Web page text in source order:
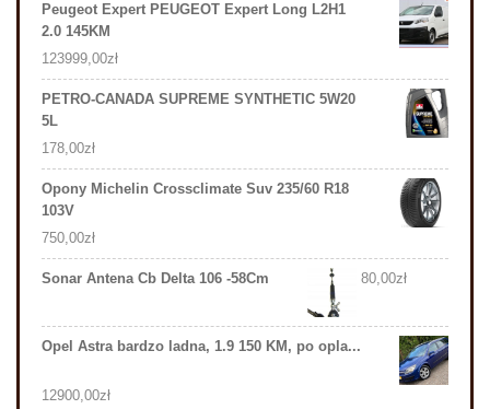
Peugeot Expert PEUGEOT Expert Long L2H1
2.0 145KM
123999,00zł
PETRO-CANADA SUPREME SYNTHETIC 5W20
5L
178,00zł
Opony Michelin Crossclimate Suv 235/60 R18
103V
750,00zł
Sonar Antena Cb Delta 106 -58Cm 80,00zł
Opel Astra bardzo ladna, 1.9 150 KM, po opla...
12900,00zł